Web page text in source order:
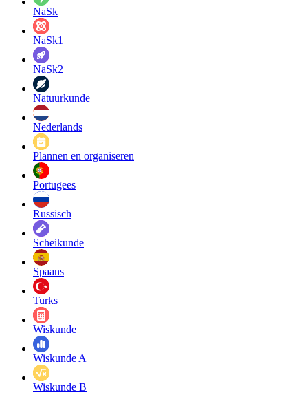
NaSk
NaSk1
NaSk2
Natuurkunde
Nederlands
Plannen en organiseren
Portugees
Russisch
Scheikunde
Spaans
Turks
Wiskunde
Wiskunde A
Wiskunde B